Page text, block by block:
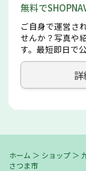
無料で
ご自身で運営さ
せんか？写真や
す。最短即日で
ホーム ＞ ショップ ＞
さつま市